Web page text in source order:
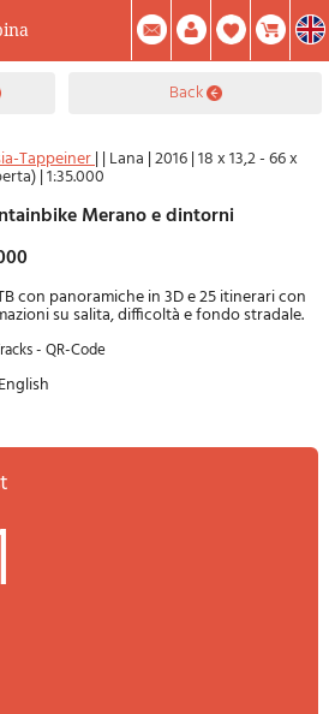
Your Cart
Summary
Account Mod. Password
back
Tappeiner| | Lana |2016|18 x 13,2 - 66 x
|1:35.000
Merano e dintorni
con panoramiche in 3D e 25 itinerari con
su salita, difficoltà e fondo stradale.
- QR-Code